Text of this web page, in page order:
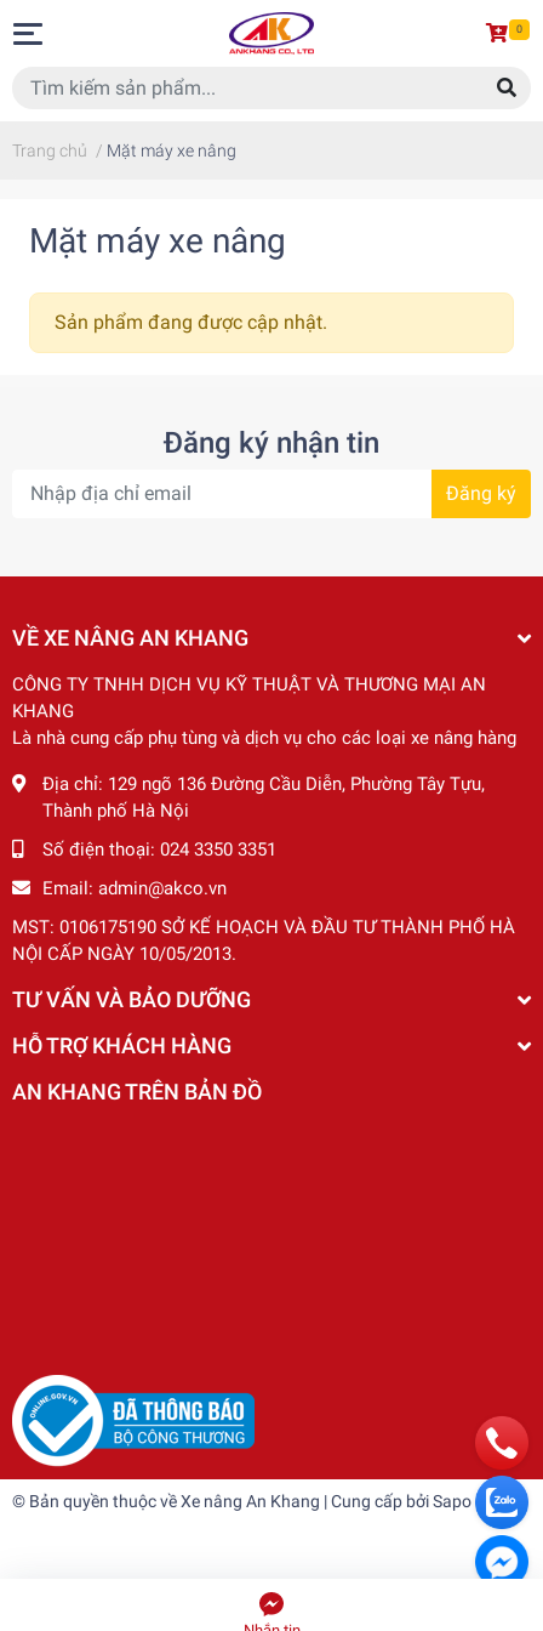
0
Trang chủ / Mặt máy xe nâng
Mặt máy xe nâng
Sản phẩm đang được cập nhật.
Đăng ký nhận tin
Đăng ký
VỀ XE NÂNG AN KHANG
CÔNG TY TNHH DỊCH VỤ KỸ THUẬT VÀ THƯƠNG MẠI AN
KHANG
Là nhà cung cấp phụ tùng và dịch vụ cho các loại xe nâng hàng
Địa chỉ: 129 ngõ 136 Đường Cầu Diễn, Phường Tây Tựu,
Thành phố Hà Nội
Số điện thoại: 024 3350 3351
Email: admin@akco.vn
MST: 0106175190 SỞ KẾ HOẠCH VÀ ĐẦU TƯ THÀNH PHỐ HÀ
NỘI CẤP NGÀY 10/05/2013.
TƯ VẤN VÀ BẢO DƯỠNG
HỖ TRỢ KHÁCH HÀNG
AN KHANG TRÊN BẢN ĐỒ
© Bản quyền thuộc vềXe nâng An Khang | Cung cấp bởiSapo